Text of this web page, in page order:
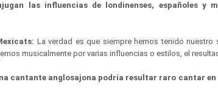
las influencias de londinenses, españoles y
La verdad es que siempre hemos tenido nuestro
musicalmente por varias influencias o estilos, el
cantante anglosajona podría resultar raro cantar en